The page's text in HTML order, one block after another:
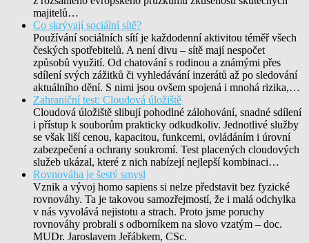
majitelů…
Co skrývají sociální sítě?
Používání sociálních sítí je každodenní aktivitou téměř všech
českých spotřebitelů. A není divu – sítě mají nespočet
způsobů využití. Od chatování s rodinou a známými přes
sdílení svých zážitků či vyhledávání inzerátů až po sledování
aktuálního dění. S nimi jsou ovšem spojená i mnohá rizika,…
Zahraniční test: Cloudová úložiště
Cloudová úložiště slibují pohodlné zálohování, snadné sdílení
i přístup k souborům prakticky odkudkoliv. Jednotlivé služby
se však liší cenou, kapacitou, funkcemi, ovládáním i úrovní
zabezpečení a ochrany soukromí. Test placených cloudových
služeb ukázal, které z nich nabízejí nejlepší kombinaci…
Rovnováha je šestý smysl
Vznik a vývoj homo sapiens si nelze představit bez fyzické
rovnováhy. Ta je takovou samozřejmostí, že i malá odchylka
v nás vyvolává nejistotu a strach. Proto jsme poruchy
rovnováhy probrali s odborníkem na slovo vzatým – doc.
MUDr. Jaroslavem Jeřábkem, CSc.